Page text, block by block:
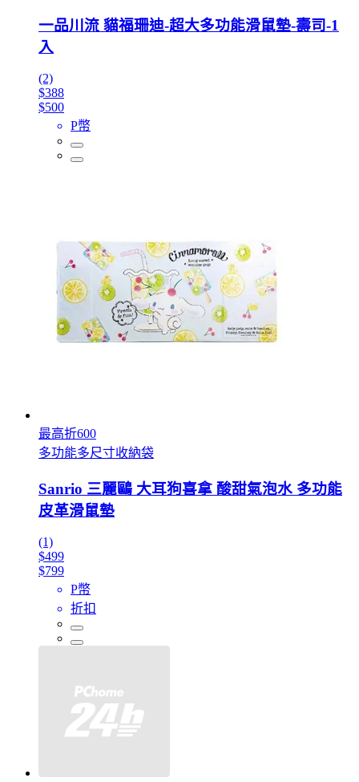
一品川流 貓福珊迪-超大多功能滑鼠墊-壽司-1
入
(2)
$388
$500
P幣
最高折600
多功能多尺寸收納袋
Sanrio 三麗鷗 大耳狗喜拿 酸甜氣泡水 多功能
皮革滑鼠墊
(1)
$499
$799
P幣
折扣